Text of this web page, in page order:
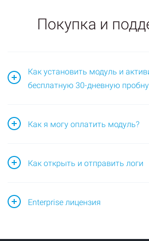
Покупка и
Как установить модуль и
бесплатную 30-дневную
«Установить»;
Как я могу оплатить модуль?
Откройте приложение на
перейдите на страницу
Как открыть и отправить логи
в поддержку, вам нужно
Откройте приложение и
Enterprise лицензия